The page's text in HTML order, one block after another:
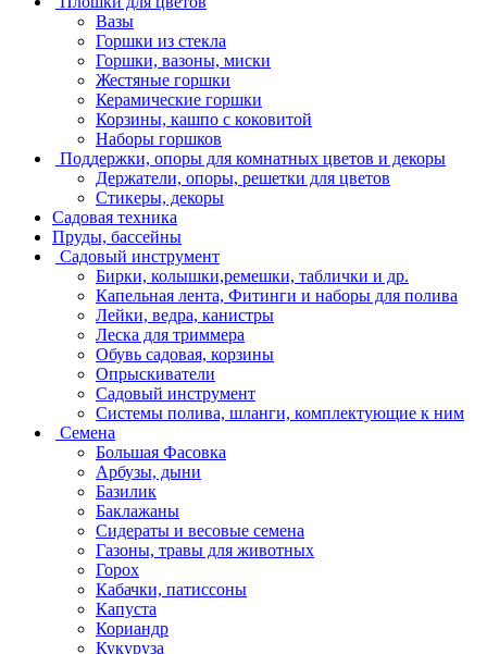
Вазы
Горшки из стекла
Горшки, вазоны, миски
Жестяные горшки
Керамические горшки
Корзины, кашпо с коковитой
Наборы горшков
Поддержки, опоры для комнатных цветов и декоры
Держатели, опоры, решетки для цветов
Стикеры, декоры
Садовая техника
Пруды, бассейны
Садовый инструмент
Бирки, колышки,ремешки, таблички и др.
Капельная лента, Фитинги и наборы для полива
Лейки, ведра, канистры
Леска для триммера
Обувь садовая, корзины
Опрыскиватели
Садовый инструмент
Системы полива, шланги, комплектующие к ним
Семена
Большая Фасовка
Арбузы, дыни
Базилик
Баклажаны
Сидераты и весовые семена
Газоны, травы для животных
Горох
Кабачки, патиссоны
Капуста
Кориандр
Кукуруза